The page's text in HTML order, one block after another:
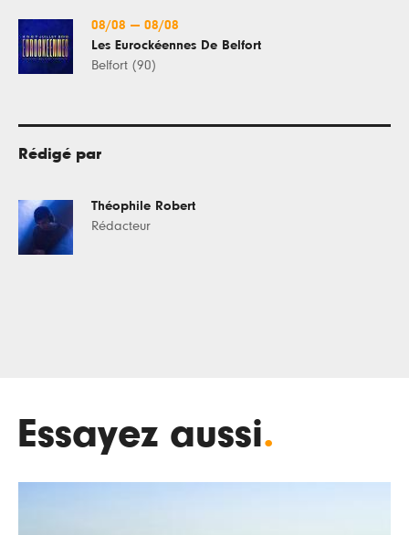
08/08 — 08/08
Les Eurockéennes De Belfort
Belfort (90)
Rédigé par
Théophile Robert
Rédacteur
Essayez aussi.